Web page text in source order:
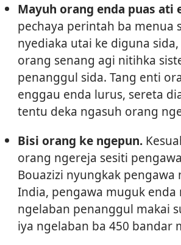
Mayuh orang enda puas ati
pechaya perintah ba menua
nyediaka utai ke diguna
orang senang agi nitihka
penanggul sida. Tang enti
enggau enda lurus, sereta
tentu deka ngasuh orang
Bisi orang ke ngepun.
orang ngereja sesiti
Bouazizi nyungkak pengawa
India, pengawa muguk enda
ngelaban penanggul makai
iya ngelaban ba 450 bandar